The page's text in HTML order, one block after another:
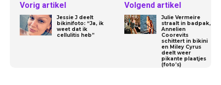
Vorig artikel
Jessie J deelt
bikinifoto: “Ja, ik
weet dat ik
cellulitis heb”
Volgend artikel
Julie Vermeire
straalt in badpak,
Annelien
Coorevits
schittert in bikini
en Miley Cyrus
deelt weer
pikante plaatjes
(foto’s)